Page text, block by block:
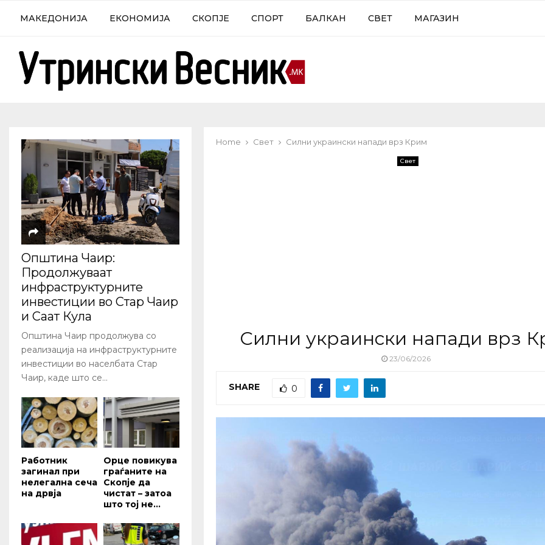
МАКЕДОНИЈА ЕКОНОМИЈА СКОПЈЕ СПОРТ БАЛКАН СВЕТ МАГАЗИН
Home Свет Силни украински напади врз Крим
Свет
Силни украински напади врз
23/06/2026
SHARE 0
Општина Чаир:
Продолжуваат
инфраструктурните
инвестиции во Стар Чаир
и Саат Кула
Општина Чаир продолжува со
реализација на инфраструктурните
инвестиции во населбата Стар
Чаир, каде што се...
Работник
загинал при
нелегална сеча
на дрвја
Орце повикува
граѓаните на
Скопје да
чистат – затоа
што тој не...